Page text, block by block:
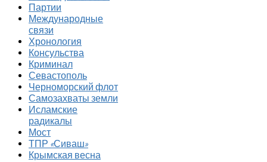
Партии
Международные
связи
Хронология
Консульства
Криминал
Севастополь
Черноморский флот
Самозахваты земли
Исламские
радикалы
Мост
ТПР «Сиваш»
Крымская весна